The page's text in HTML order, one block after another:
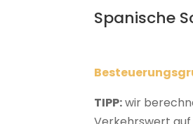
Spanische
TIPP:wir